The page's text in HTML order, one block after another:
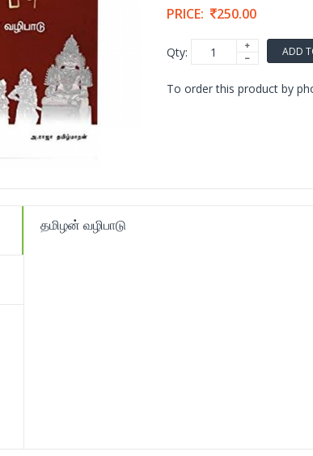
PRICE: 250.00
Qty: ADD
To order this product by
தமிழன் வழிபாடு